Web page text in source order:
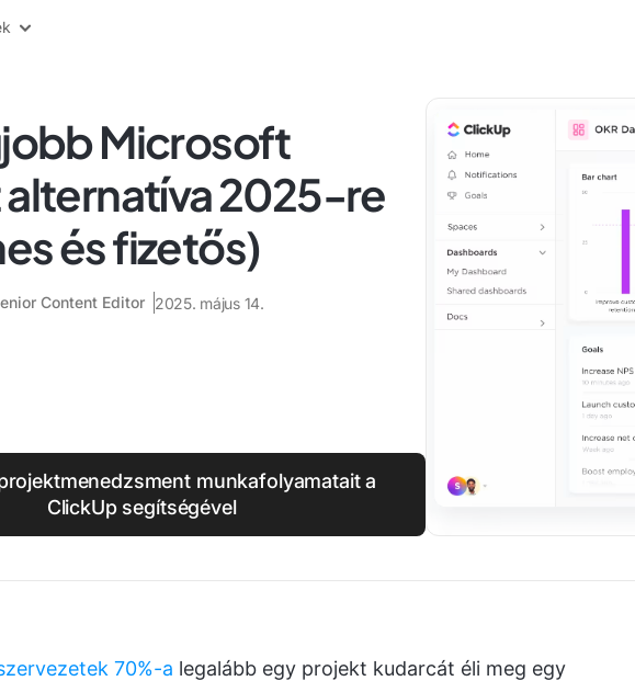
Microsoft
2025-re
és fizetős)
Content Editor 2025. május 14.
munkafolyamatait a
ClickUp segítségével
70%-a legalább egy projekt kudarcát éli meg egy